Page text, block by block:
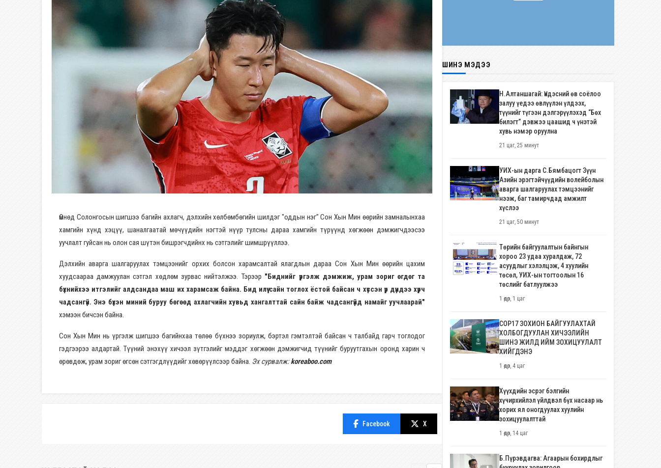
Өмнөд Солонгосын шигшээ багийн ахлагч, дэлхийн хөлбөмбөгийн шилдэг "оддын нэг" Сон Хын Мин өөрийн замналынхаа
хамгийн хүнд хэцүү, шаналгаатай мөчүүдийн нэгтэй нүүр тулсны дараа хамгийн түрүүнд хөгжөөн дэмжигчдээсээ
уучлалт гуйсан нь олон сая шүтэн бишрэгчдийнх нь сэтгэлийг шимшрүүллээ.
Дэлхийн аварга шалгаруулах тэмцээнийг орхих болсон харамсалтай ялагдлын дараа Сон Хын Мин өөрийн цахим
хуудсаараа дамжуулан сэтгэл хөдлөм зурвас нийтэлжээ. Тэрээр "Биднийг үргэлж дэмжиж, урам зориг өгдөг та
бүхнийхээ итгэлийг алдсандаа маш их харамсаж байна. Бид илүү сайн тоглох ёстой байсан ч хүссэн үр дүндээ хүрч
чадсангүй. Энэ бүхэн миний буруу бөгөөд ахлагчийн хувьд хангалттай сайн байж чадсангүйд намайг уучлаарай"
хэмээн бичсэн байна.
Сон Хын Мин нь үргэлж шигшээ багийнхаа төлөө бүхнээ зориулж, бэртэл гэмтэлтэй байсан ч талбайд гарч тоглодог
гэдгээрээ алдартай. Түүний энэхүү хичээл зүтгэлийг мэддэг хөгжөөн дэмжигчид түүнийг буруутгахын оронд харин ч
өрөвдөж, урам зориг өгсөн сэтгэгдлүүдийг хөвөрүүлсээр байна. Эх сурвалж:koreaboo.com
Facebook X
ШИНЭ МЭДЭЭ
Н.Алтаншагай: Үндэсний өв соёлоо
залуу үедээ өвлүүлэн үлдээх,
түүнийг түгээн дэлгэрүүлэхэд “Бөх
билэгт” дэвжээ цаашид ч үнэтэй
хувь нэмэр оруулна
21 цаг, 25 минут
УИХ-ын дарга С.Бямбацогт Зүүн
Азийн эрэгтэйчүүдийн волейболын
аварга шалгаруулах тэмцээнийг
нээж, баг тамирчдад амжилт
хүслээ
21 цаг, 50 минут
Төрийн байгуулалтын байнгын
хороо 23 удаа хуралдаж, 72
асуудлыг хэлэлцэж, 4 хуулийн
төсөл, УИХ-ын тогтоолын 16
төслийг батлуулжээ
1 өдөр, 1 цаг
COP17 ЗОХИОН БАЙГУУЛАХТАЙ
ХОЛБОГДУУЛАН ХИЧЭЭЛИЙН
ШИНЭ ЖИЛД ИЙМ ЗОХИЦУУЛАЛТ
ХИЙГДЭНЭ
1 өдөр, 4 цаг
Хүүхдийн эсрэг бэлгийн
хүчирхийлэл үйлдвэл бүх насаар нь
хорих ял оногдуулах хуулийн
зохицуулалттай
1 өдөр, 14 цаг
Б.Пүрэвдагва: Агаарын бохирдлыг